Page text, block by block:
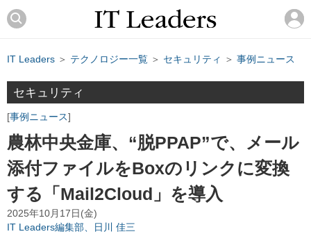
IT Leaders ＞ テクノロジー一覧 ＞ セキュリティ ＞ 事例ニュース
セキュリティ
事例ニュース
農林中央金庫、“脱PPAP”で、メール
添付ファイルをBoxのリンクに変換
する「Mail2Cloud」を導入
2025年10月17日(金)
IT Leaders編集部、日川 佳三